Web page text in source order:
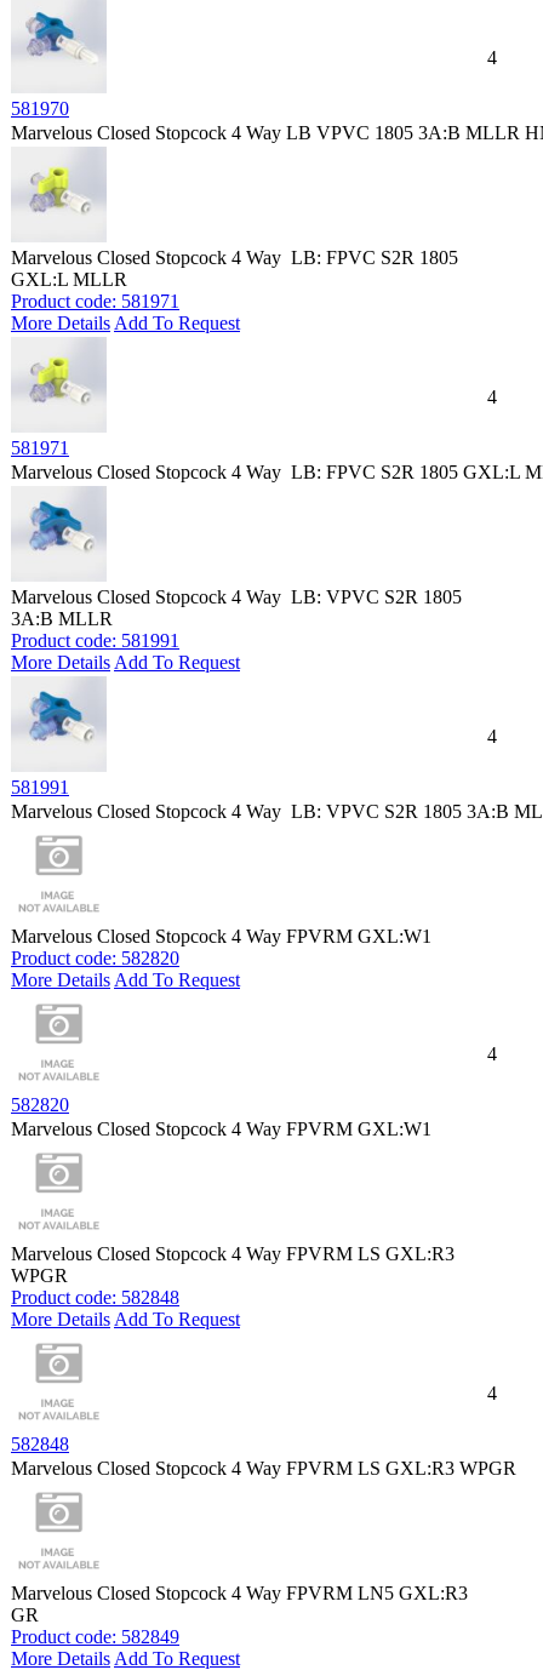
581970
4
Marvelous Closed Stopcock 4 Way LB VPVC 1805 3A:B MLLR
Marvelous Closed Stopcock 4 Way LB: FPVC S2R 1805
GXL:L MLLR
Product code: 581971
More Details Add To Request
581971
4
Marvelous Closed Stopcock 4 Way LB: FPVC S2R 1805 GXL:L
Marvelous Closed Stopcock 4 Way LB: VPVC S2R 1805
3A:B MLLR
Product code: 581991
More Details Add To Request
581991
4
Marvelous Closed Stopcock 4 Way LB: VPVC S2R 1805 3A:B
Marvelous Closed Stopcock 4 Way FPVRM GXL:W1
Product code: 582820
More Details Add To Request
582820
4
Marvelous Closed Stopcock 4 Way FPVRM GXL:W1
Marvelous Closed Stopcock 4 Way FPVRM LS GXL:R3
WPGR
Product code: 582848
More Details Add To Request
582848
4
Marvelous Closed Stopcock 4 Way FPVRM LS GXL:R3 WPGR
Marvelous Closed Stopcock 4 Way FPVRM LN5 GXL:R3
GR
Product code: 582849
More Details Add To Request